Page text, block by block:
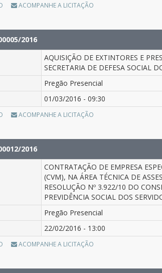
ACOMPANHE A LICITAÇÃO
2016
AQUISIÇÃO DE EXTINTORES E
SECRETARIA DE DEFESA SOCIAL
Pregão Presencial
01/03/2016 - 09:30
ACOMPANHE A LICITAÇÃO
2016
CONTRATAÇÃO DE EMPRESA
(CVM), NA ÁREA TÉCNICA DE
RESOLUÇÃO Nº 3.922/10 DO
PREVIDÊNCIA SOCIAL DOS
Pregão Presencial
22/02/2016 - 13:00
ACOMPANHE A LICITAÇÃO